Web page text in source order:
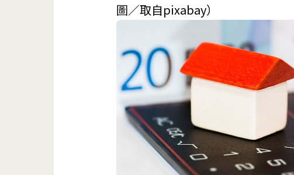
圖／取自pixabay）